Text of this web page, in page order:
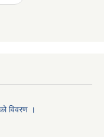
विवरण ।